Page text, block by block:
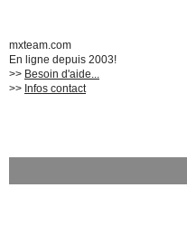
mxteam.com
En ligne depuis 2003!
>> Besoin d'aide...
>> Infos contact